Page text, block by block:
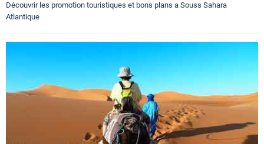
Découvrir les promotion touristiques et bons plans a Souss Sahara
Atlantique